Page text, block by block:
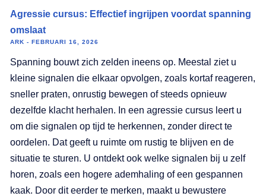
Agressie cursus: Effectief ingrijpen voordat spanning
omslaat
ARK FEBRUARI 16, 2026
Spanning bouwt zich zelden ineens op. Meestal ziet u
kleine signalen die elkaar opvolgen, zoals kortaf reageren,
sneller praten, onrustig bewegen of steeds opnieuw
dezelfde klacht herhalen. In een agressie cursus leert u
om die signalen op tijd te herkennen, zonder direct te
oordelen. Dat geeft u ruimte om rustig te blijven en de
situatie te sturen. U ontdekt ook welke signalen bij u zelf
horen, zoals een hogere ademhaling of een gespannen
kaak. Door dit eerder te merken, maakt u bewustere